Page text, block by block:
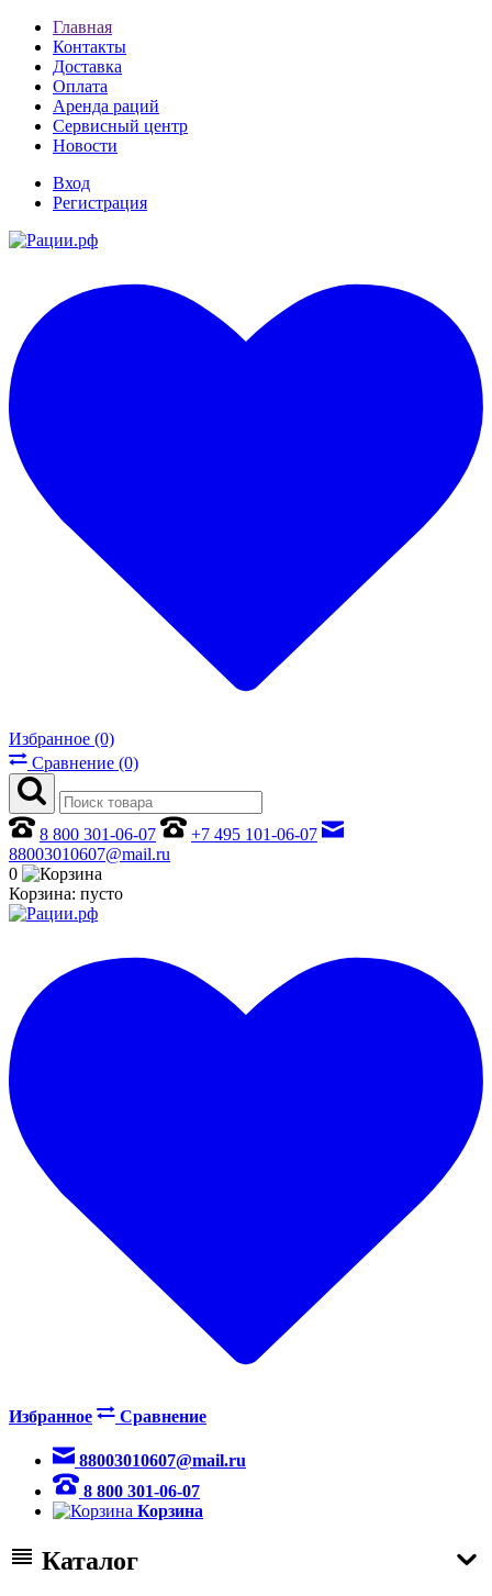
Главная
Контакты
Доставка
Оплата
Аренда раций
Сервисный центр
Новости
Вход
Регистрация
Избранное (0)
Сравнение (0)
8 800 301-06-07
+7 495 101-06-07
88003010607@mail.ru
0
Корзина: пусто
Избранное Сравнение
88003010607@mail.ru
8 800 301-06-07
Корзина
Каталог